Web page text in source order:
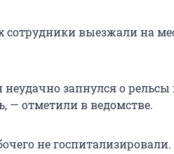
выезжали на
запнулся о рельсы
— отметили в ведомстве.
не госпитализировали.